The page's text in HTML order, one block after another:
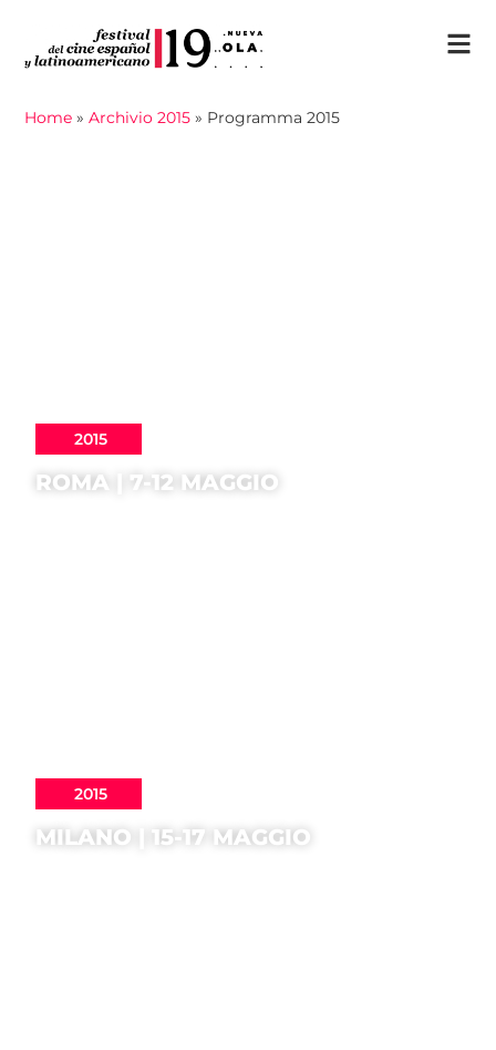
Home »Archivio 2015 » Programma 2015
2015
ROMA | 7-12 MAGGIO
2015
MILANO | 15-17 MAGGIO